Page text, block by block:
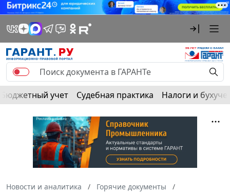
Бюджетный учет Судебная практика Налоги и
Новости и аналитика
Горячие документы